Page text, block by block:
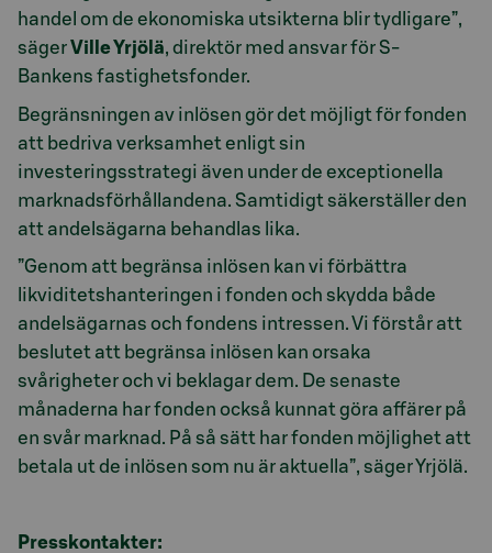
handel om de ekonomiska utsikterna blir tydligare”,
sägerVille Yrjölä, direktör med ansvar för S-
Bankens fastighetsfonder.
Begränsningen av inlösen gör det möjligt för fonden
att bedriva verksamhet enligt sin
investeringsstrategi även under de exceptionella
marknadsförhållandena. Samtidigt säkerställer den
att andelsägarna behandlas lika.
”Genom att begränsa inlösen kan vi förbättra
likviditetshanteringen i fonden och skydda både
andelsägarnas och fondens intressen. Vi förstår att
beslutet att begränsa inlösen kan orsaka
svårigheter och vi beklagar dem. De senaste
månaderna har fonden också kunnat göra affärer på
en svår marknad. På så sätt har fonden möjlighet att
betala ut de inlösen som nu är aktuella”, säger Yrjölä.
Presskontakter: